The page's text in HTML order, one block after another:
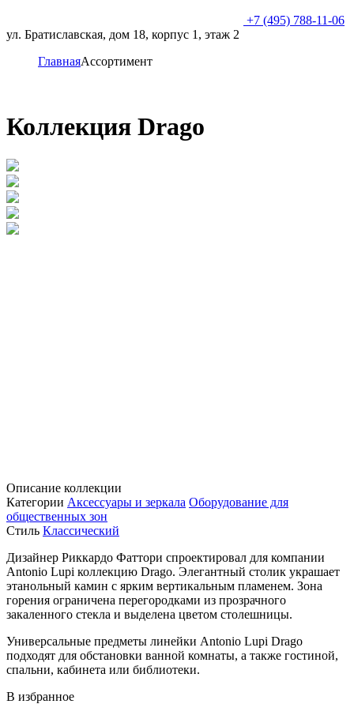
+7 (495) 788-11-06
ул. Братиславская, дом 18, корпус 1, этаж 2
ГлавнаяАссортимент
Коллекция Drago
Описание коллекции
Категории Аксессуары и зеркала Оборудование для
общественных зон
Стиль Классический
Дизайнер Риккардо Фаттори спроектировал для компании
Antonio Lupi коллекцию Drago. Элегантный столик украшает
этанольный камин с ярким вертикальным пламенем. Зона
горения ограничена перегородками из прозрачного
закаленного стекла и выделена цветом столешницы.
Универсальные предметы линейки Antonio Lupi Drago
подходят для обстановки ванной комнаты, а также гостиной,
спальни, кабинета или библиотеки.
В избранное